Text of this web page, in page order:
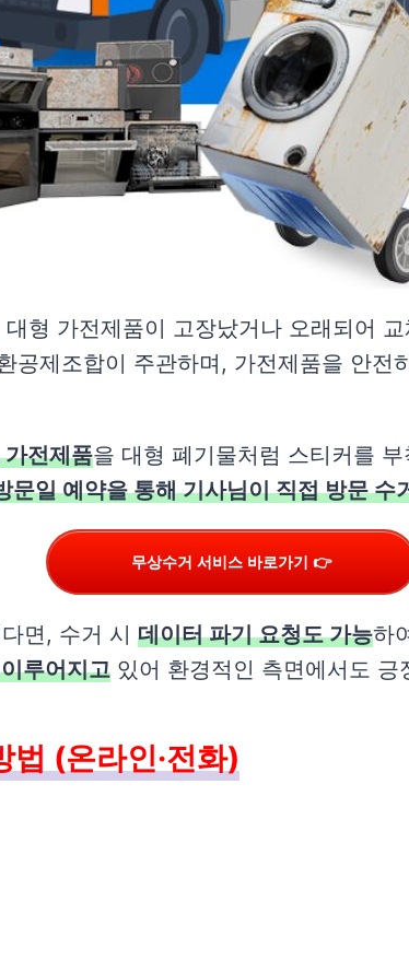
형 가전제품이 고장났거나 오래되어
공제조합이 주관하며, 가전제품을 안
가전제품을 대형 폐기물처럼 스티커를
문일 예약을 통해 기사님이 직접 방문 수
무상수거 서비스 바로가기 👉
면, 수거 시 데이터 파기 요청도 가능하
루어지고 있어 환경적인 측면에서도
법 (온라인·전화)